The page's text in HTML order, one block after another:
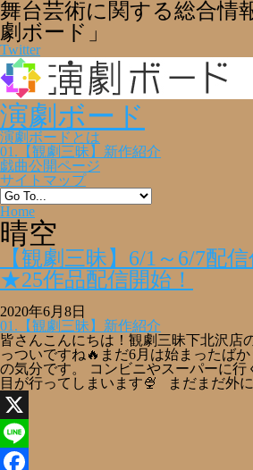
舞台芸術に関する総合情
劇ボード」
Twitter
演劇ボード
演劇ボードとは
01.【観劇三昧】新作紹介
戯曲公開ページ
サイトマップ
Home
晴空
【観劇三昧】6/1～6/7配
★25作品配信開始！
2020年6月8日
01.【観劇三昧】新作紹介
皆さんこんにちは！観劇三昧下北沢店
っついですね🔥まだ6月は始まったば
の気分です。 コンビニやスーパーに行
目が行ってしまいます🍨 まだまだ外
X
Line